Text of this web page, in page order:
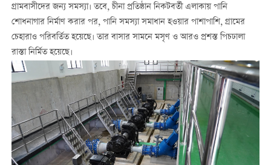
গ্রামবাসীদের জন্য সমস্যা। তবে, চীনা প্রতিষ্ঠান নিকটবর্তী এলাকায় পানি
শোধনাগার নির্মাণ করার পর, পানি সমস্যা সমাধান হওয়ার পাশাপাশি, গ্রামের
চেহারাও পরিবর্তিত হয়েছে। তার বাসার সামনে মসৃণ ও আরও প্রশস্ত পিচঢালা
রাস্তা নির্মিত হয়েছে।